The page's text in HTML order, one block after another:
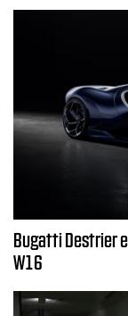
Bugatti Destrier е
W16